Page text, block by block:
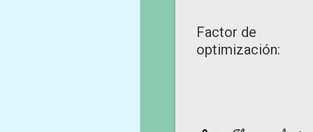
Factor de
optimización: